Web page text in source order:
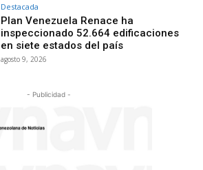
Destacada
Plan Venezuela Renace ha
inspeccionado 52.664 edificaciones
en siete estados del país
agosto 9, 2026
- Publicidad -